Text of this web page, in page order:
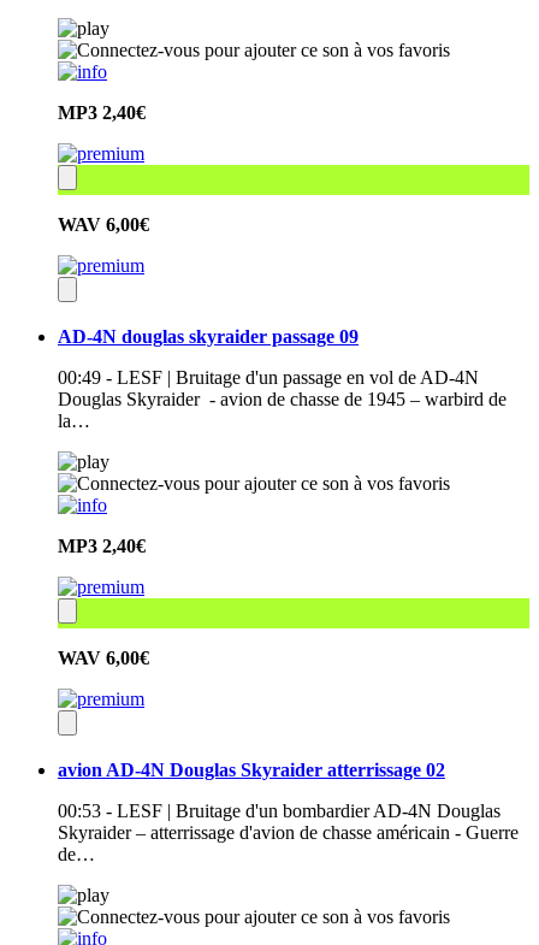
MP3 2,40€
WAV 6,00€
AD-4N douglas skyraider passage 09
00:49 - LESF | Bruitage d'un passage en vol de AD-4N
Douglas Skyraider - avion de chasse de 1945 – warbird de
la…
MP3 2,40€
WAV 6,00€
avion AD-4N Douglas Skyraider atterrissage 02
00:53 - LESF | Bruitage d'un bombardier AD-4N Douglas
Skyraider – atterrissage d'avion de chasse américain - Guerre
de…